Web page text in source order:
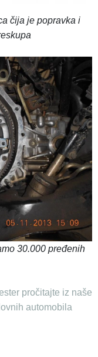
čija je popravka i
30.000 pređenih
pročitajte iz naše
automobila